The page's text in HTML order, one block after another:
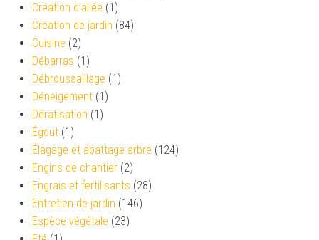
Création d’allée (1)
Création de jardin (84)
Cuisine (2)
Débarras (1)
Débroussaillage (1)
Déneigement (1)
Dératisation (1)
Égout (1)
Élagage et abattage arbre (124)
Engins de chantier (2)
Engrais et fertilisants (28)
Entretien de jardin (146)
Espèce végétale (23)